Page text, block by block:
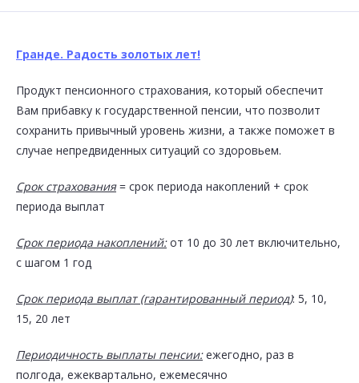
Гранде. Радость золотых лет!
Продукт пенсионного страхования, который обеспечит
Вам прибавку к государственной пенсии, что позволит
сохранить привычный уровень жизни, а также поможет в
случае непредвиденных ситуаций со здоровьем.
Срок страхования= срок периода накоплений + срок
периода выплат
Срок периода накоплений:от 10 до 30 лет включительно,
с шагом 1 год
Срок периода выплат (гарантированный период): 5, 10,
15, 20 лет
Периодичность выплаты пенсии:ежегодно, раз в
полгода, ежеквартально, ежемесячно